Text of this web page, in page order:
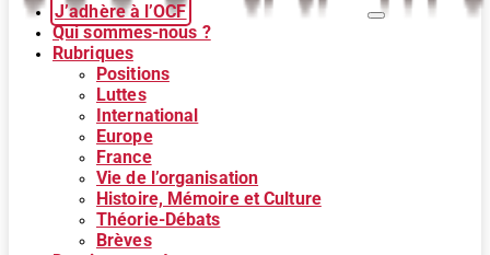
J’adhère à l’OCF
Qui sommes-nous ?
Rubriques
Positions
Luttes
International
Europe
France
Vie de l’organisation
Histoire, Mémoire et Culture
Théorie-Débats
Brèves